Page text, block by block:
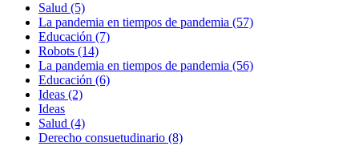
Salud (5)
La pandemia en tiempos de pandemia (57)
Educación (7)
Robots (14)
La pandemia en tiempos de pandemia (56)
Educación (6)
Ideas (2)
Ideas
Salud (4)
Derecho consuetudinario (8)